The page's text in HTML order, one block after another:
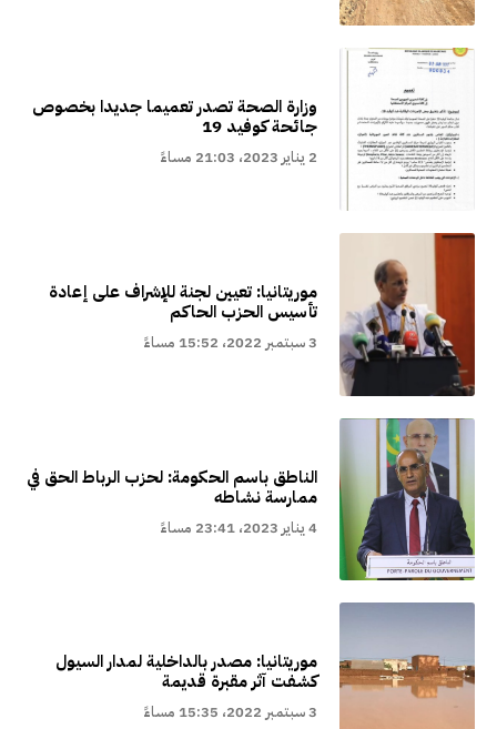
وزارة الصحة تصدر تعميما جديدا بخصوص
جائحة كوفيد 19
2 يناير 2023، 21:03 مساءً
موريتانيا: تعيين لجنة للإشراف على إعادة
تأسيس الحزب الحاكم
3 سبتمبر 2022، 15:52 مساءً
الناطق باسم الحكومة: لحزب الرباط الحق في
ممارسة نشاطه
4 يناير 2023، 23:41 مساءً
موريتانيا: مصدر بالداخلية لمدار السيول
كشفت آثر مقبرة قديمة
3 سبتمبر 2022، 15:35 مساءً